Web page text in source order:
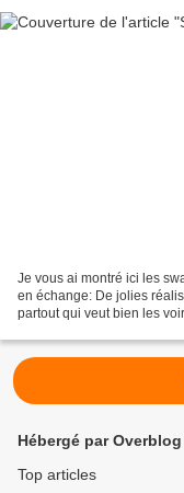
Je vous ai montré ici les
en échange: De jolies
partout qui veut bien les
Hébergé par Overblog
Top articles